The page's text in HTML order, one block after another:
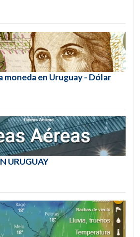
moneda en Uruguay - Dólar
URUGUAY